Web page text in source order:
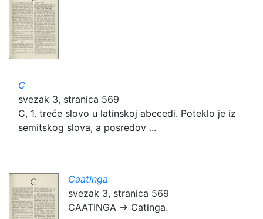
C
svezak 3, stranica 569
C, 1. treće slovo u latinskoj abecedi. Poteklo je iz
semitskog slova, a posredov ...
Caatinga
svezak 3, stranica 569
CAATINGA → Catinga.